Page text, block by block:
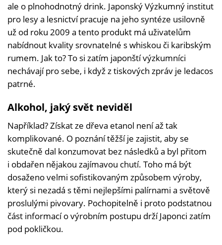
ale o plnohodnotný drink. Japonský Výzkumný institut
pro lesy a lesnictví pracuje na jeho syntéze usilovně
už od roku 2009 a tento produkt má uživatelům
nabídnout kvality srovnatelné s whiskou či karibským
rumem. Jak to? To si zatím japonští výzkumníci
nechávají pro sebe, i když z tiskových zpráv je ledacos
patrné.
Alkohol, jaký svět neviděl
Například? Získat ze dřeva etanol není až tak
komplikované. O poznání těžší je zajistit, aby se
skutečně dal konzumovat bez následků a byl přitom
i obdařen nějakou zajímavou chutí. Toho má být
dosaženo velmi sofistikovaným způsobem výroby,
který si nezadá s těmi nejlepšími palírnami a světově
proslulými pivovary. Pochopitelně i proto podstatnou
část informací o výrobním postupu drží Japonci zatím
pod pokličkou.